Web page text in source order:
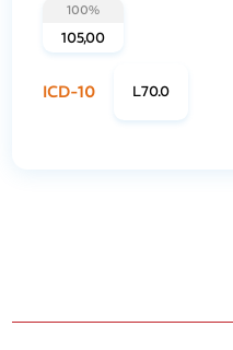
100%
105,00
ICD-10 L70.0